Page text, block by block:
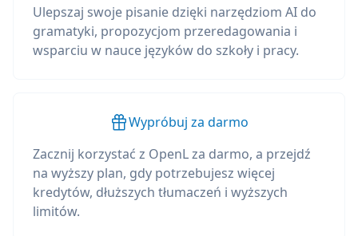
Ulepszaj swoje pisanie dzięki narzędziom AI do
gramatyki, propozycjom przeredagowania i
wsparciu w nauce języków do szkoły i pracy.
Wypróbuj za darmo
Zacznij korzystać z OpenL za darmo, a przejdź
na wyższy plan, gdy potrzebujesz więcej
kredytów, dłuższych tłumaczeń i wyższych
limitów.